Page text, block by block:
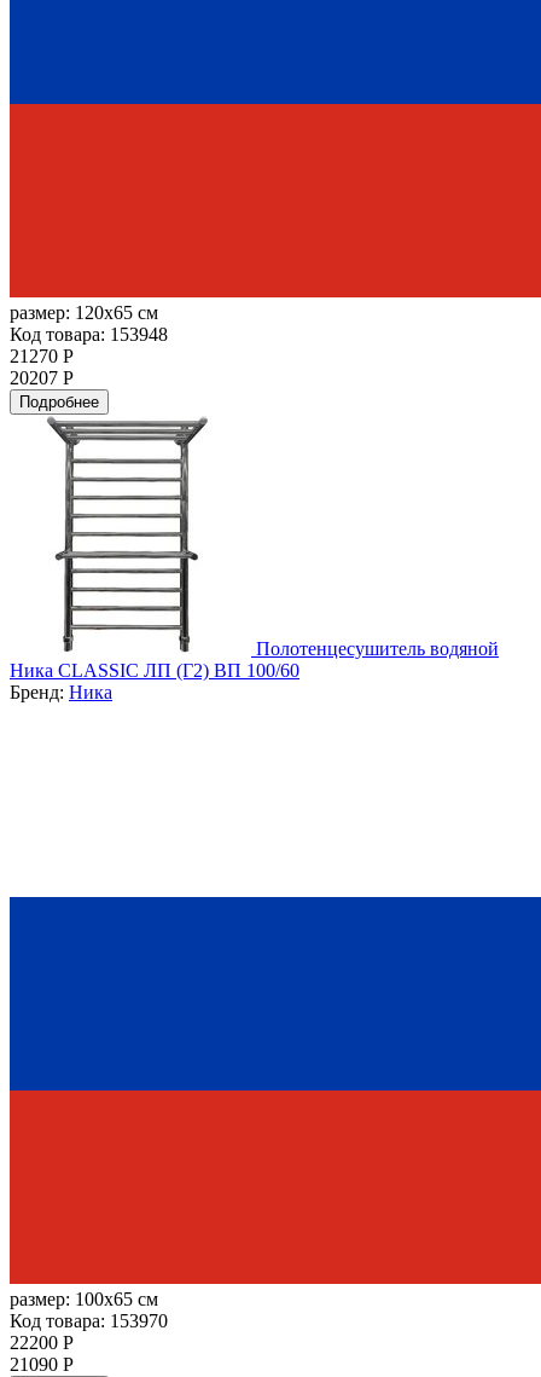
размер: 120x65 см
Код товара: 153948
21270 Р
20207 Р
Подробнее
Полотенцесушитель водяной
Ника CLASSIC ЛП (Г2) ВП 100/60
Бренд: Ника
размер: 100x65 см
Код товара: 153970
22200 Р
21090 Р